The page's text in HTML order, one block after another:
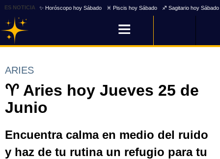
ES NOTICIA ✨ Horóscopo hoy Sábado ♓ Piscis hoy Sábado ♐ Sagitario hoy Sábado
ARIES
♈ Aries hoy Jueves 25 de
Junio
Encuentra calma en medio del ruido
y haz de tu rutina un refugio para tu